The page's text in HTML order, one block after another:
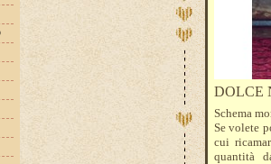
DOLCE
Schema
Se volete
cui
quantità